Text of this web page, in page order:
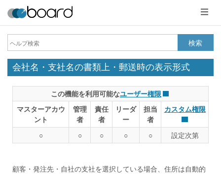
メ
ニ
ュ
ー
検索
会社名・支社名の書類上・郵送時の表示形式
この機能を利用可能なユーザー権限
マスターアカウ
ント
管理
者
責任
者
リーダ
ー
担当
者
カスタム権限
○ ○ ○ ○ ○ 設定次第
顧客・発注先・自社の支社を選択している場合、住所は自動的